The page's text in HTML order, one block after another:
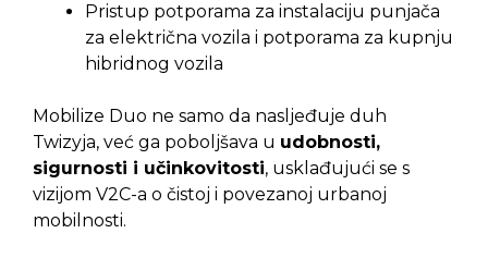
Pristup potporama za instalaciju punjača
za električna vozila i potporama za kupnju
hibridnog vozila
Mobilize Duo ne samo da nasljeđuje duh
Twizyja, već ga poboljšava u udobnosti,
sigurnosti i učinkovitosti, usklađujući se s
vizijom V2C-a o čistoj i povezanoj urbanoj
mobilnosti.